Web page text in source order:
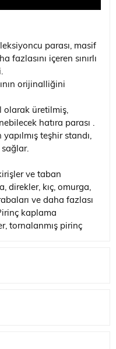
parası, masif
fazlasını içeren sınırlı
orijinalliğini
olarak üretilmiş,
hatıra parası .
teşhir standı,
sağlar.
ve taban
direkler, kıç, omurga,
ve daha fazlası
kaplama
tornalanmış pirinç
, kontrollü kıtlık
kontrolü , birinci